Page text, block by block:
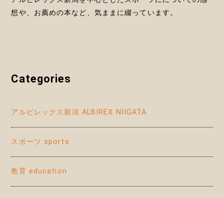
想や、お薦めの本など、気ままに綴っています。
Categories
アルビレックス新潟 ALBIREX NIIGATA
スポーツ sports
教育 education